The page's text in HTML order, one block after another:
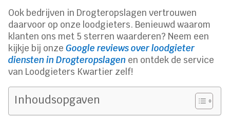
Ook bedrijven in Drogteropslagen vertrouwen
daarvoor op onze loodgieters. Benieuwd waarom
klanten ons met 5 sterren waarderen? Neem een
kijkje bij onzeGoogle reviews over loodgieter
diensten in Drogteropslagen en ontdek de service
van Loodgieters Kwartier zelf!
Inhoudsopgaven